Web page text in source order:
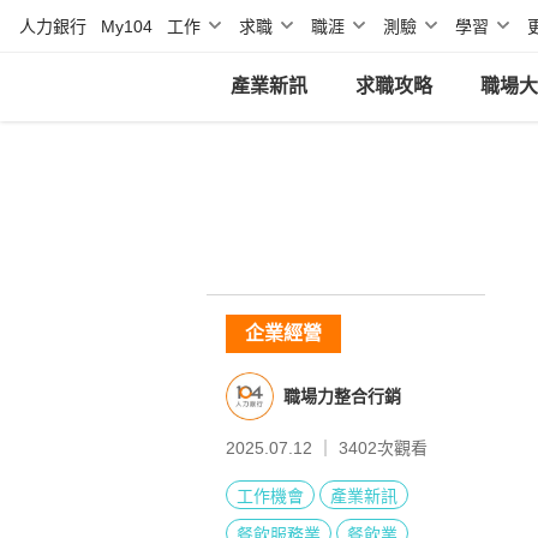
人力銀行 My104 工作 求職 職涯 測驗 學習
產業新訊 求職攻略 職場
企業經營
職場力整合行銷
2025.07.12 ｜ 3402次觀看
工作機會
產業新訊